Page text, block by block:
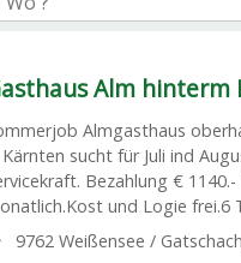
Alm hinterm
Almgasthaus
sucht für Juli ind
Bezahlung €
und Logie frei.6
9762 Weißensee / Gatschach